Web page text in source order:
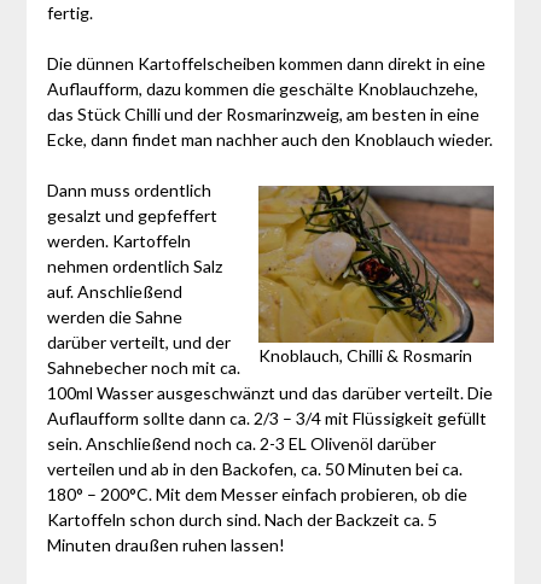
fertig.
Die dünnen Kartoffelscheiben kommen dann direkt in eine
Auflaufform, dazu kommen die geschälte Knoblauchzehe,
das Stück Chilli und der Rosmarinzweig, am besten in eine
Ecke, dann findet man nachher auch den Knoblauch wieder.
Knoblauch, Chilli & Rosmarin
Dann muss ordentlich
gesalzt und gepfeffert
werden. Kartoffeln
nehmen ordentlich Salz
auf. Anschließend
werden die Sahne
darüber verteilt, und der
Sahnebecher noch mit ca.
100ml Wasser ausgeschwänzt und das darüber verteilt. Die
Auflaufform sollte dann ca. 2/3 – 3/4 mit Flüssigkeit gefüllt
sein. Anschließend noch ca. 2-3 EL Olivenöl darüber
verteilen und ab in den Backofen, ca. 50 Minuten bei ca.
180° – 200°C. Mit dem Messer einfach probieren, ob die
Kartoffeln schon durch sind. Nach der Backzeit ca. 5
Minuten draußen ruhen lassen!